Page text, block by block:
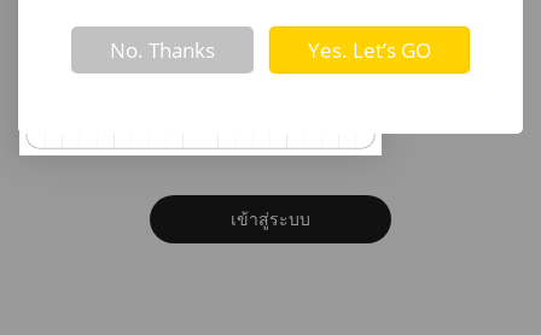
! Not valid!
No. Thanks Yes. Let’s GO
รหัสผ่าน